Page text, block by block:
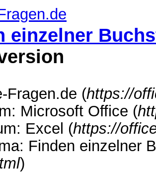
einzelner
Fragen.de (https://
Microsoft Office (
Excel (https://
Finden einzelner
)